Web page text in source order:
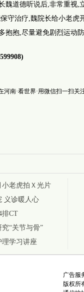
道德听说后,非常重视,
守治疗,魏院长给小老虎
抱抱,尽量避免剧烈运动防
河南·看世界·用微信扫一扫关
老虎拍Ｘ光片
义诊暖人心
排CT
“关节与骨”
学习讲座
广告服
版权所